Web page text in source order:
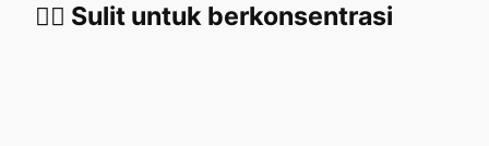
😵‍💫 Sulit untuk berkonsentrasi